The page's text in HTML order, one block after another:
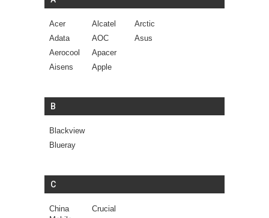
Acer
Adata
Aerocool
Aisens
Alcatel
AOC
Apacer
Apple
Arctic
Asus
B
Blackview
Blueray
C
China
Crucial